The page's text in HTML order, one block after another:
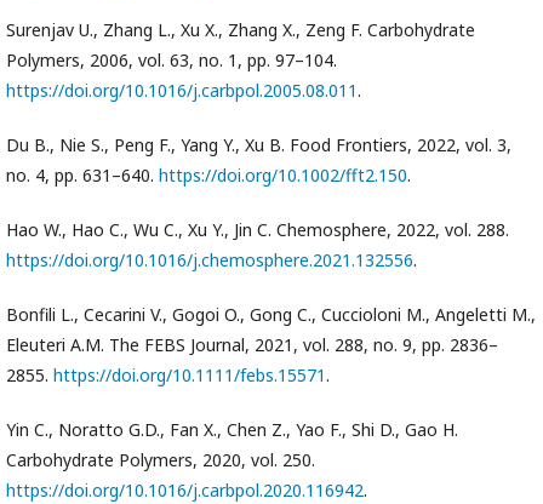
Surenjav U., Zhang L., Xu X., Zhang X., Zeng F. Carbohydrate
Polymers, 2006, vol. 63, no. 1, pp. 97–104.
https://doi.org/10.1016/j.carbpol.2005.08.011.
Du B., Nie S., Peng F., Yang Y., Xu B. Food Frontiers, 2022, vol. 3,
no. 4, pp. 631–640. https://doi.org/10.1002/fft2.150.
Hao W., Hao C., Wu C., Xu Y., Jin C. Chemosphere, 2022, vol. 288.
https://doi.org/10.1016/j.chemosphere.2021.132556.
Bonfili L., Cecarini V., Gogoi O., Gong C., Cuccioloni M., Angeletti M.,
Eleuteri A.M. The FEBS Journal, 2021, vol. 288, no. 9, pp. 2836–
2855. https://doi.org/10.1111/febs.15571.
Yin C., Noratto G.D., Fan X., Chen Z., Yao F., Shi D., Gao H.
Carbohydrate Polymers, 2020, vol. 250.
https://doi.org/10.1016/j.carbpol.2020.116942.